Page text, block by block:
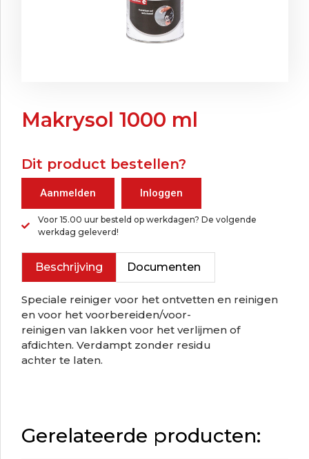
Makrysol 1000 ml
Dit product bestellen?
Aanmelden Inloggen
Voor 15.00 uur besteld op werkdagen? De volgende
werkdag geleverd!
Beschrijving Documenten
Speciale reiniger voor het ontvetten en reinigen
en voor het voorbereiden/voor-
reinigen van lakken voor het verlijmen of
afdichten. Verdampt zonder residu
achter te laten.
Gerelateerde producten: